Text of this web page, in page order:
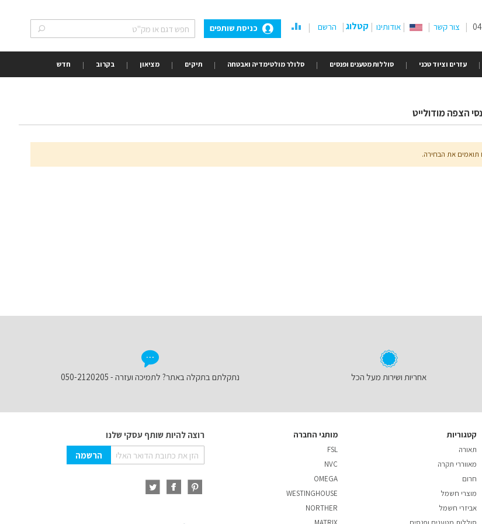
צור קשר אודותינו קטלוג
הרשם
חפש
כניסת שותפים
עזרים וציוד טכני סוללות מטענים ופנסים סלולר מולטימדיה ואבטחה תיקים מציאון בקרוב חדש
הצפה מודולייט
תואמים את הבחירה.
נתקלתם בתקלה באתר? לתמיכה ועזרה - 050-2120205 אחריות ושירות מעל הכל
קטגוריות
תאורה
מאווררי תקרה
חרום
מוצרי חשמל
אביזרי חשמל
מותגי החברה
FSL
NVC
OMEGA
WESTINGHOUSE
NORTHER
רוצה להיות שותף עסקי שלנו
Sign
Up
Our
הרשמה